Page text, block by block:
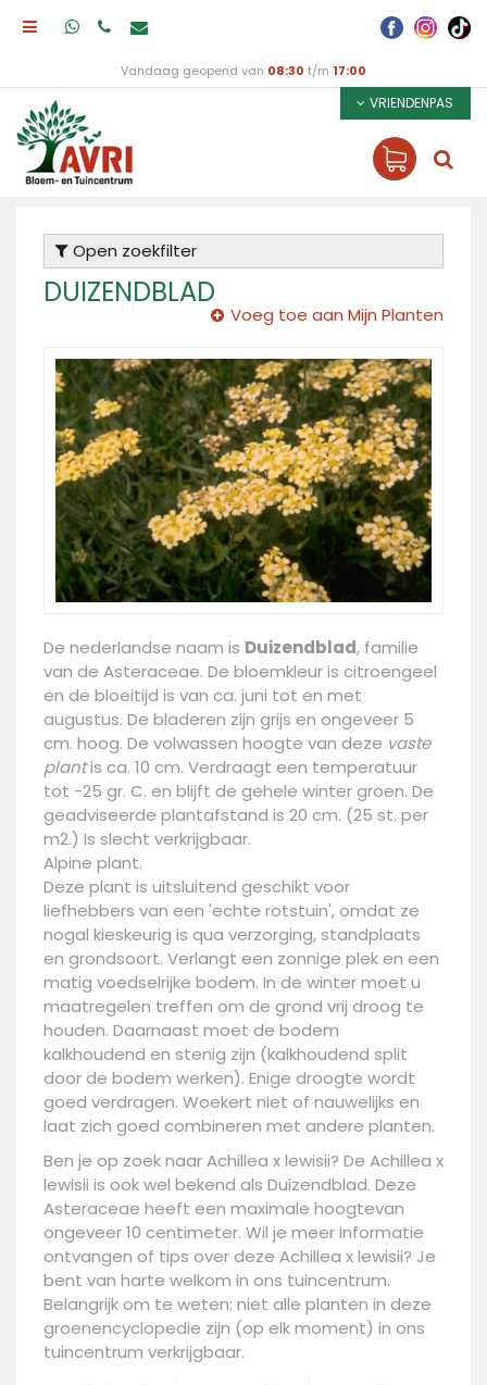
Vandaag geopend van 08:30 t/m 17:00
VRIENDENPAS
Open zoekfilter
DUIZENDBLAD
Voeg toe aan Mijn Planten
De nederlandse naam is Duizendblad, familie
van de Asteraceae. De bloemkleur is citroengeel
en de bloeitijd is van ca. juni tot en met
augustus. De bladeren zijn grijs en ongeveer 5
cm. hoog. De volwassen hoogte van deze vaste
plantis ca. 10 cm. Verdraagt een temperatuur
tot -25 gr. C. en blijft de gehele winter groen. De
geadviseerde plantafstand is 20 cm. (25 st. per
m2.) Is slecht verkrijgbaar.
Alpine plant.
Deze plant is uitsluitend geschikt voor
liefhebbers van een 'echte rotstuin', omdat ze
nogal kieskeurig is qua verzorging, standplaats
en grondsoort. Verlangt een zonnige plek en een
matig voedselrijke bodem. In de winter moet u
maatregelen treffen om de grond vrij droog te
houden. Daarnaast moet de bodem
kalkhoudend en stenig zijn (kalkhoudend split
door de bodem werken). Enige droogte wordt
goed verdragen. Woekert niet of nauwelijks en
laat zich goed combineren met andere planten.
Ben je op zoek naar Achillea x lewisii? De Achillea x
lewisii is ook wel bekend als Duizendblad. Deze
Asteraceae heeft een maximale hoogtevan
ongeveer 10 centimeter. Wil je meer informatie
ontvangen of tips over deze Achillea x lewisii? Je
bent van harte welkom in ons tuincentrum.
Belangrijk om te weten: niet alle planten in deze
groenencyclopedie zijn (op elk moment) in ons
tuincentrum verkrijgbaar.